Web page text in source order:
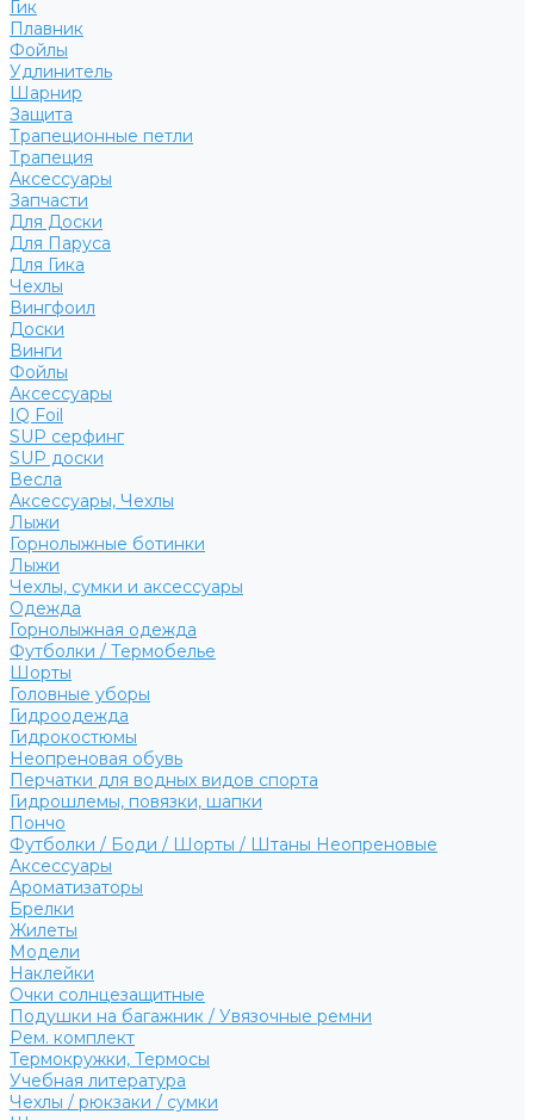
Гик
Плавник
Фойлы
Удлинитель
Шарнир
Защита
Трапеционные петли
Трапеция
Аксессуары
Запчасти
Для Доски
Для Паруса
Для Гика
Чехлы
Вингфоил
Доски
Винги
Фойлы
Аксессуары
IQ Foil
SUP серфинг
SUP доски
Весла
Аксессуары, Чехлы
Лыжи
Горнолыжные ботинки
Лыжи
Чехлы, сумки и аксессуары
Одежда
Горнолыжная одежда
Футболки / Термобелье
Шорты
Головные уборы
Гидроодежда
Гидрокостюмы
Неопреновая обувь
Перчатки для водных видов спорта
Гидрошлемы, повязки, шапки
Пончо
Футболки / Боди / Шорты / Штаны Неопреновые
Аксессуары
Ароматизаторы
Брелки
Жилеты
Модели
Наклейки
Очки солнцезащитные
Подушки на багажник / Увязочные ремни
Рем. комплект
Термокружки, Термосы
Учебная литература
Чехлы / рюкзаки / сумки